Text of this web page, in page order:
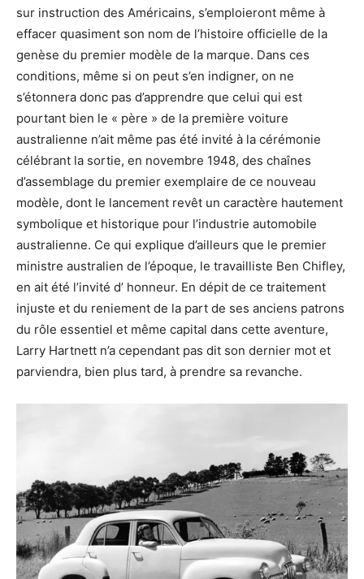
sur instruction des Américains, s’emploieront même à
effacer quasiment son nom de l’histoire officielle de la
genèse du premier modèle de la marque. Dans ces
conditions, même si on peut s’en indigner, on ne
s’étonnera donc pas d’apprendre que celui qui est
pourtant bien le « père » de la première voiture
australienne n’ait même pas été invité à la cérémonie
célébrant la sortie, en novembre 1948, des chaînes
d’assemblage du premier exemplaire de ce nouveau
modèle, dont le lancement revêt un caractère hautement
symbolique et historique pour l’industrie automobile
australienne. Ce qui explique d’ailleurs que le premier
ministre australien de l’époque, le travailliste Ben Chifley,
en ait été l’invité d’ honneur. En dépit de ce traitement
injuste et du reniement de la part de ses anciens patrons
du rôle essentiel et même capital dans cette aventure,
Larry Hartnett n’a cependant pas dit son dernier mot et
parviendra, bien plus tard, à prendre sa revanche.